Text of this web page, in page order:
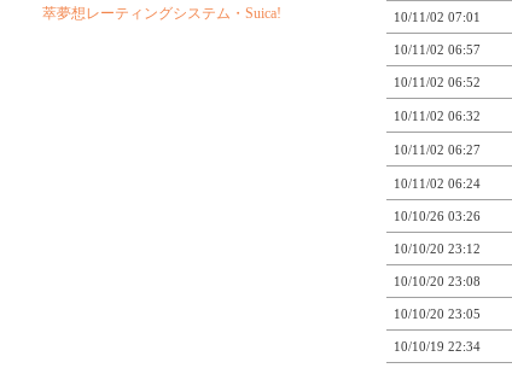
10/11/02 07:01
10/11/02 06:57
10/11/02 06:52
10/11/02 06:32
10/11/02 06:27
10/11/02 06:24
10/10/26 03:26
10/10/20 23:12
10/10/20 23:08
10/10/20 23:05
10/10/19 22:34
萃夢想レーティングシステム・Suica!